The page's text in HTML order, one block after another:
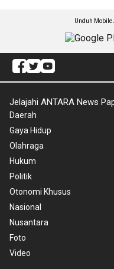
Unduh Mobile
Jelajahi ANTARA News
Daerah
Gaya Hidup
Olahraga
Hukum
Politik
Otonomi Khusus
Nasional
Nusantara
Foto
Video